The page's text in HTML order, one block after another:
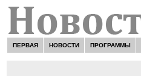
ПЕРВАЯ НОВОСТИ ПРОГРАММЫ